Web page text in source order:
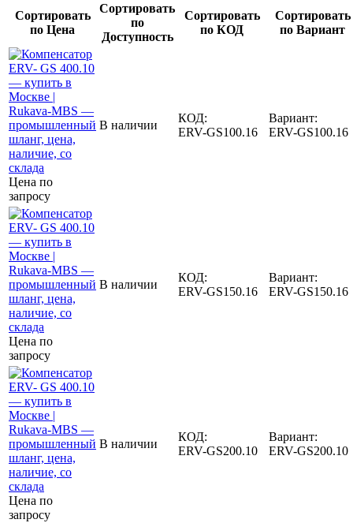
Сортировать
по Цена
Сортировать
по
Доступность
Сортировать
по КОД
Сортировать
по Вариант
Цена по
запросу
В наличии
КОД:
ERV-GS100.16
Вариант:
ERV-GS100.16
Цена по
запросу
В наличии
КОД:
ERV-GS150.16
Вариант:
ERV-GS150.16
Цена по
запросу
В наличии
КОД:
ERV-GS200.10
Вариант:
ERV-GS200.10